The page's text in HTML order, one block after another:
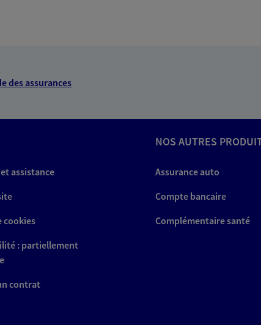
NOUS CONTACTER
EI ANDRIEU
AXA Prévoyance &
des assurances
assistance
cookies
: partiellement
contrat
NOS AUTRES
Assurance auto
Compte bancaire
Complémentaire santé